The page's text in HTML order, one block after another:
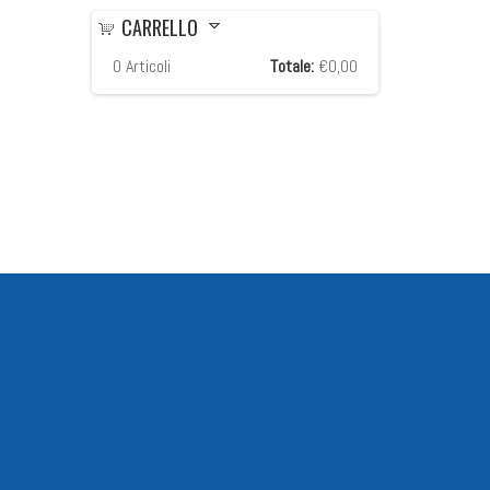
CARRELLO
0 Articoli Totale: €0,00